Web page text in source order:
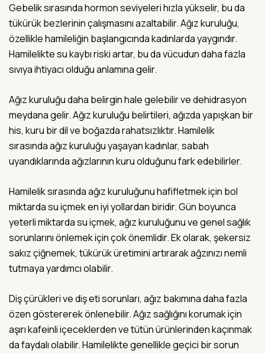
Gebelik sırasında hormon seviyeleri hızla yükselir, bu da
tükürük bezlerinin çalışmasını azaltabilir. Ağız kuruluğu,
özellikle hamileliğin başlangıcında kadınlarda yaygındır.
Hamilelikte su kaybı riski artar, bu da vücudun daha fazla
sıvıya ihtiyacı olduğu anlamına gelir.
Ağız kuruluğu daha belirgin hale gelebilir ve dehidrasyon
meydana gelir. Ağız kuruluğu belirtileri, ağızda yapışkan bir
his, kuru bir dil ve boğazda rahatsızlıktır. Hamilelik
sırasında ağız kuruluğu yaşayan kadınlar, sabah
uyandıklarında ağızlarının kuru olduğunu fark edebilirler.
Hamilelik sırasında ağız kuruluğunu hafifletmek için bol
miktarda su içmek en iyi yollardan biridir. Gün boyunca
yeterli miktarda su içmek, ağız kuruluğunu ve genel sağlık
sorunlarını önlemek için çok önemlidir. Ek olarak, şekersiz
sakız çiğnemek, tükürük üretimini artırarak ağzınızı nemli
tutmaya yardımcı olabilir.
Diş çürükleri ve diş eti sorunları, ağız bakımına daha fazla
özen göstererek önlenebilir. Ağız sağlığını korumak için
aşırı kafeinli içeceklerden ve tütün ürünlerinden kaçınmak
da faydalı olabilir. Hamilelikte genellikle geçici bir sorun